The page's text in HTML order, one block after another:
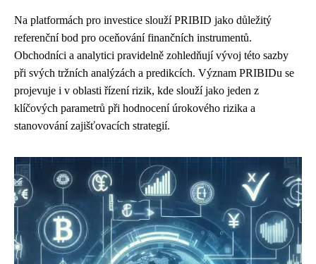
Na platformách pro investice slouží PRIBID jako důležitý
referenční bod pro oceňování finančních instrumentů.
Obchodníci a analytici pravidelně zohledňují vývoj této sazby
při svých tržních analýzách a predikcích. Význam PRIBIDu se
projevuje i v oblasti řízení rizik, kde slouží jako jeden z
klíčových parametrů při hodnocení úrokového rizika a
stanovování zajišťovacích strategií.